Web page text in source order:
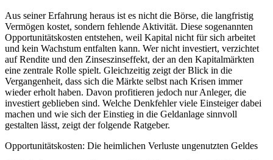
Aus seiner Erfahrung heraus ist es nicht die Börse, die langfristig
Vermögen kostet, sondern fehlende Aktivität. Diese sogenannten
Opportunitätskosten entstehen, weil Kapital nicht für sich arbeitet
und kein Wachstum entfalten kann. Wer nicht investiert, verzichtet
auf Rendite und den Zinseszinseffekt, der an den Kapitalmärkten
eine zentrale Rolle spielt. Gleichzeitig zeigt der Blick in die
Vergangenheit, dass sich die Märkte selbst nach Krisen immer
wieder erholt haben. Davon profitieren jedoch nur Anleger, die
investiert geblieben sind. Welche Denkfehler viele Einsteiger dabei
machen und wie sich der Einstieg in die Geldanlage sinnvoll
gestalten lässt, zeigt der folgende Ratgeber.
Opportunitätskosten: Die heimlichen Verluste ungenutzten Geldes